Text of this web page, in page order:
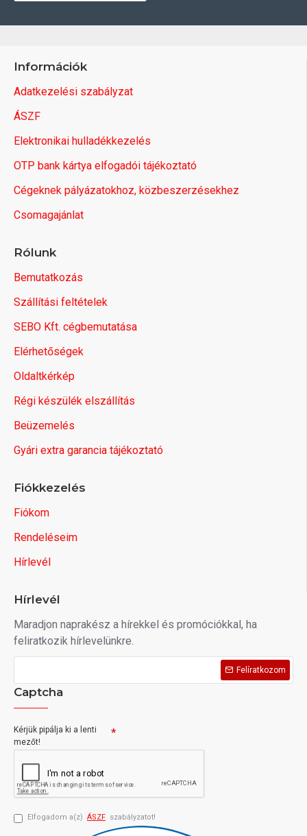
Információk
Adatkezelési szabályzat
ÁSZF
Elektronikai hulladékkezelés
OTP bank kártya elfogadói tájékoztató
Cégeknek pályázatokhoz, közbeszerzésekhez
Csomagajánlat
Rólunk
Bemutatkozás
Szállítási feltételek
SEBO Kft. cégbemutatása
Elérhetőségek
Oldaltkérkép
Régi készülék elszállítás
Beüzemelés
Gyári extra garancia tájékoztató
Fiókkezelés
Fiókom
Rendeléseim
Hírlevél
Hírlevél
Maradjon naprakész a hírekkel és promóciókkal, ha
feliratkozik hírlevelünkre.
Felíratkozom
Captcha
Kérjük pipálja ki a lenti
mezőt!
Elfogadom a(z) ÁSZF szabályzatot!